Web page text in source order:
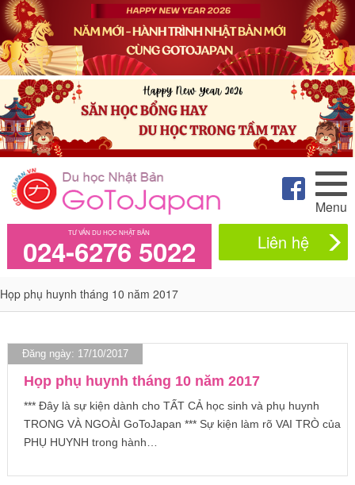
Menu
TƯ VẤN DU HỌC NHẬT BẢN
024-6276 5022 Liên hệ
Họp phụ huynh tháng 10 năm 2017
Đăng ngày: 17/10/2017
Họp phụ huynh tháng 10 năm 2017
*** Đây là sự kiện dành cho TẤT CẢ học sinh và phụ huynh
TRONG VÀ NGOÀI GoToJapan *** Sự kiện làm rõ VAI TRÒ của
PHỤ HUYNH trong hành…